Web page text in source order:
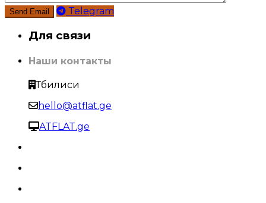
Telegram
Для связи
Наши контакты
Тбилиси
hello@atflat.ge
ATFLAT.ge